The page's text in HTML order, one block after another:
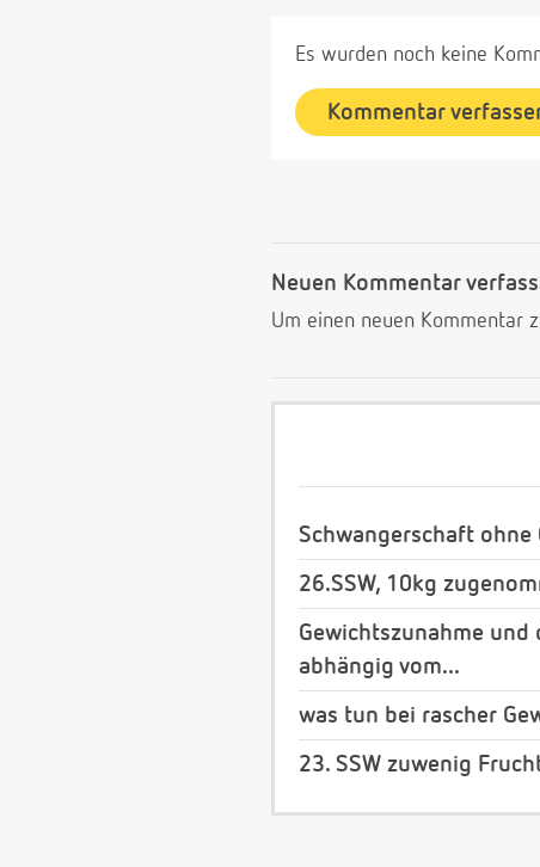
Es wurden noch keine
Kommentar
Neuen Kommentar
Um einen neuen Kommentar
Schwangerschaft ohne
26.SSW, 10kg
Gewichtszunahme
abhängig vom...
was tun bei rascher
23. SSW zuwenig